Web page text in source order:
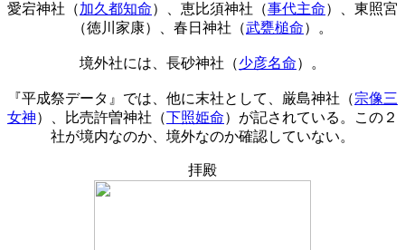
愛宕神社（加久都知命）、恵比須神社（事代主命）、東照宮
（徳川家康）、春日神社（武甕槌命）。
境外社には、長砂神社（少彦名命）。
『平成祭データ』では、他に末社として、厳島神社（宗像三
女神）、比売許曽神社（下照姫命）が記されている。この２
社が境内なのか、境外なのか確認していない。
拝殿